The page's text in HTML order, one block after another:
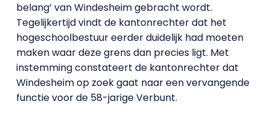
belang’ van Windesheim gebracht wordt.
Tegelijkertijd vindt de kantonrechter dat het
hogeschoolbestuur eerder duidelijk had moeten
maken waar deze grens dan precies ligt. Met
instemming constateert de kantonrechter dat
Windesheim op zoek gaat naar een vervangende
functie voor de 58-jarige Verbunt.